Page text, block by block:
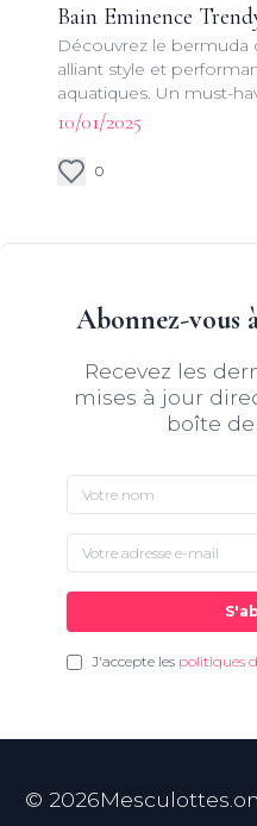
Bain Eminence
Découvrez le bermuda
alliant style et
aquatiques. Un must-
fonctionnalité et design
10/01/2025
0
Abonnez-vous
Recevez les
mises à jour
boîte
J'accepte les politiques
© 2026